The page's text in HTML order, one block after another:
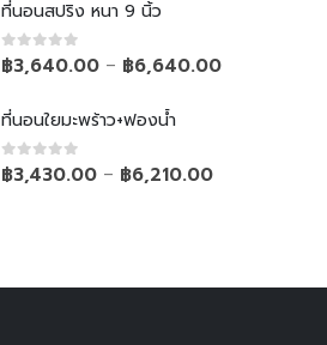
ที่นอนสปริง หนา 9 นิ้ว
0out of 5
฿3,640.00 – ฿6,640.00
ที่นอนใยมะพร้าว+ฟองน้ำ
0out of 5
฿3,430.00 – ฿6,210.00